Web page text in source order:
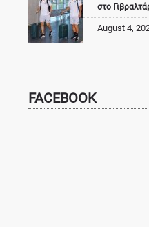
στο
August 4,
FACEBOOK